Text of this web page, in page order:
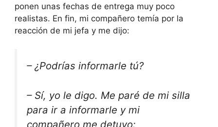
ponen unas fechas de entrega muy poco
realistas. En fin, mi compañero temía por la
reacción de mi jefa y me dijo:
– ¿Podrías informarle tú?
– Sí, yo le digo. Me paré de mi silla
para ir a informarle y mi
compañero me detuvo: